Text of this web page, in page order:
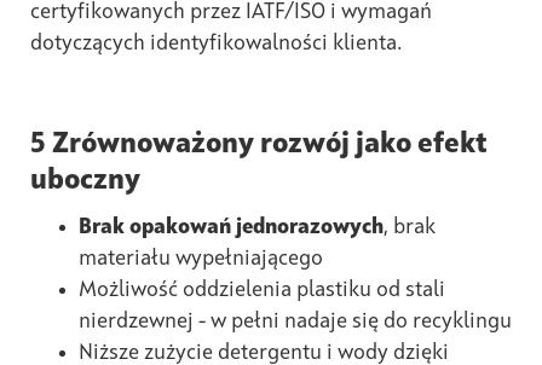
certyfikowanych przez IATF/ISO i wymagań
dotyczących identyfikowalności klienta.
5 Zrównoważony rozwój jako efekt
uboczny
Brak opakowań jednorazowych, brak
materiału wypełniającego
Możliwość oddzielenia plastiku od stali
nierdzewnej - w pełni nadaje się do recyklingu
Niższe zużycie detergentu i wody dzięki